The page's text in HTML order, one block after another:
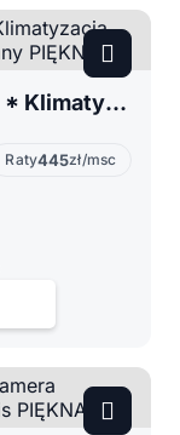
Opel Combo D 1.4 Benz 95KM * Klimatyzacja Tempomat Grzane Fotele Serwisowany PIĘKNY
Raty445zł/msc